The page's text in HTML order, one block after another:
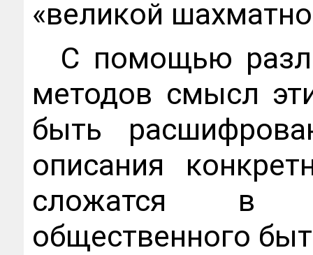
«великой
С помощью
методов смысл
быть
описания
сложатся в
общественного